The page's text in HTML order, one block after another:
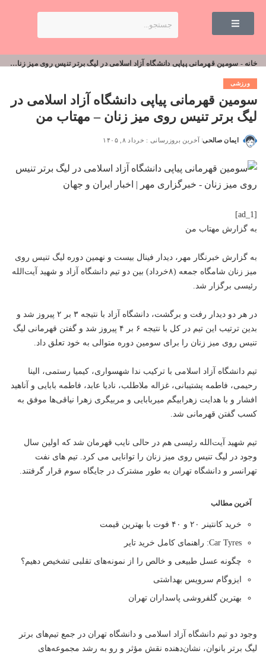
خانه - سومین قهرمانی پیاپی دانشگاه آزاد اسلامی در لیگ برتر تنیس روی میز زنان – مهتاب من
ورزشی
سومین قهرمانی پیاپی دانشگاه آزاد اسلامی در
لیگ برتر تنیس روی میز زنان – مهتاب من
ایمان صالحی آخرین بروزرسانی : خرداد ۸, ۱۴۰۵
[ad_1]
به گزارش مهتاب من
به گزارش خبرنگار مهر، دیدار فینال بیست و نهمین دوره لیگ تنیس روی
میز زنان شامگاه جمعه (۸خرداد) بین دو تیم دانشگاه آزاد و شهید آیت‌الله
رئیسی برگزار شد.
در هر دو دیدار رفت و برگشت، دانشگاه آزاد با نتیجه ۳ بر ۲ پیروز شد و
بدین ترتیب این تیم در کل با نتیجه ۶ بر ۴ پیروز شد و گفتن قهرمانی لیگ
تنیس روی میز زنان را برای سومین دوره متوالی به خود تعلق داد.
تیم دانشگاه آزاد اسلامی با ترکیب ندا شهسواری، کیمیا رستمی، الینا
رحیمی، فاطمه پشتیبانی، غزاله ملاطلب، نادیا عابد، فاطمه بابایی و آناهید
افشار و با هدایت زهرابیگم میربابایی و مربیگری زهرا نیاقی‌ها موفق به
کسب گفتن قهرمانی شد.
تیم شهید آیت‌الله رئیسی هم در حالی نایب قهرمان شد که اولین سال
وجود در لیگ تنیس روی میز زنان را توانایی می کرد. تیم‌ های نفت
تهرانسر و دانشگاه تهران به طور مشترک در جایگاه سوم قرار گرفتند.
آخرین مطالب
خرید کانتینر ۲۰ و ۴۰ فوت با بهترین قیمت
Car Tyres: راهنمای کامل خرید تایر
چگونه عسل طبیعی و خالص را از نمونه‌های تقلبی تشخیص دهیم؟
ایزوگام سرویس بهداشتی
بهترین گلفروشی پاسداران تهران
وجود دو تیم دانشگاه آزاد اسلامی و دانشگاه تهران در جمع تیم‌های برتر
لیگ برتر بانوان، نشان‌دهنده نقش مؤثر و رو به رشد مجموعه‌های